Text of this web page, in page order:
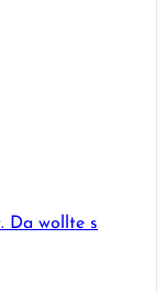
Da wollte s